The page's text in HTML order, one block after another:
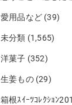
愛用品など (39)
未分類 (1,565)
洋菓子 (352)
生姜もの(29)
箱根ｽｲｰﾂｺﾚｸｼｮﾝ